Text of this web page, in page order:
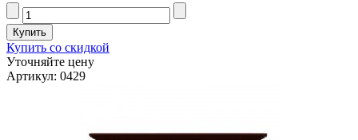
Купить со скидкой
Уточняйте цену
Артикул: 0429